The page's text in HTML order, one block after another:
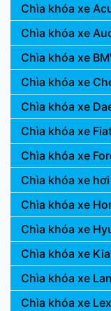
Chìa khóa xe
Chìa khóa xe
Chìa khóa xe
Chìa khóa xe
Chìa khóa xe
Chìa khóa xe
Chìa khóa xe
Chìa khóa xe hơi
Chìa khóa xe
Chìa khóa xe
Chìa khóa xe Kia
Chìa khóa xe
Chìa khóa xe